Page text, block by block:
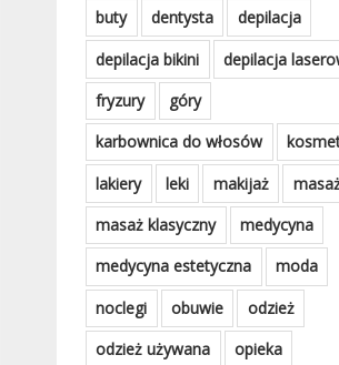
buty
dentysta
depilacja
depilacja bikini
depilacja
fryzury
góry
karbownica do włosów
lakiery
leki makijaż
masaż klasyczny
medycyna
medycyna estetyczna
moda
noclegi
obuwie
odzież
odzież używana
opieka